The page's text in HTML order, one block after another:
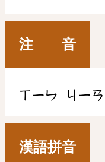
注 音
ㄒㄧㄣ ㄐㄧㄢ
漢語拼音